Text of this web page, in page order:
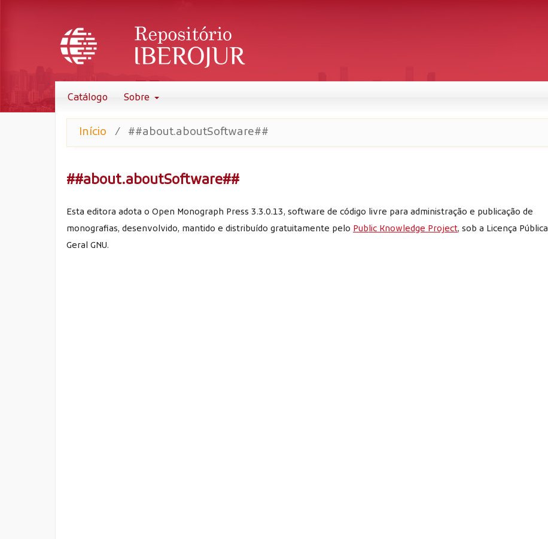
Catálogo Sobre
Início / ##about.aboutSoftware##
##about.aboutSoftware##
Esta editora adota o Open Monograph Press 3.3.0.13, software de código livre para administração e publicação de
monografias, desenvolvido, mantido e distribuído gratuitamente pelo Public Knowledge Project, sob a Licença Pública
Geral GNU.